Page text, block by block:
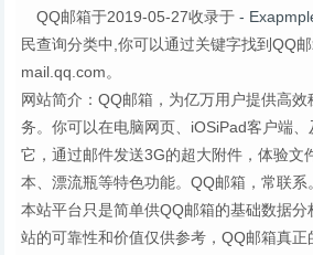
QQ邮箱于2019-05-27收录于 -
民查询分类中,你可以通过关键字找到QQ
mail.qq.com。
网站简介：QQ邮箱，为亿万用户提供高
务。你可以在电脑网页、iOSiPad客户端
它，通过邮件发送3G的超大附件，体验文
本、漂流瓶等特色功能。QQ邮箱，常联系
本站平台只是简单供QQ邮箱的基础数据分
站的可靠性和价值仅供参考，QQ邮箱真